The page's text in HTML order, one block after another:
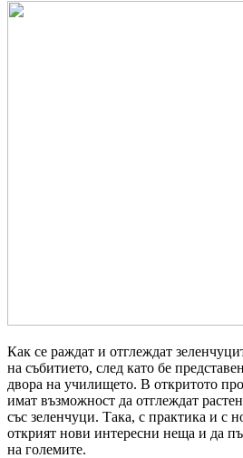
Как се раждат и отглеждат
на събитието, след като бе
двора на училището. В откритото
имат възможност да отглеждат
със зеленчуци. Така, с практика и с
открият нови интересни неща и да
на големите.